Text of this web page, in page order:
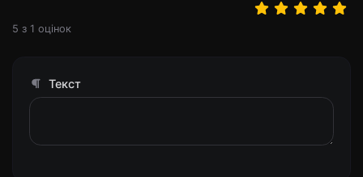
5 з 1 оцінок
Текст